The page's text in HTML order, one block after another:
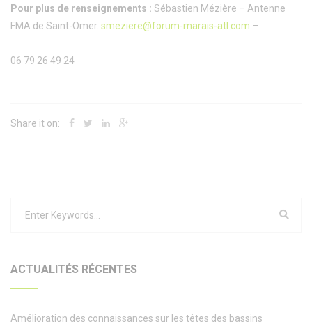
Pour plus de renseignements : Sébastien Mézière – Antenne
FMA de Saint-Omer. smeziere@forum-marais-atl.com –
06 79 26 49 24
Share it on:
ACTUALITÉS RÉCENTES
Amélioration des connaissances sur les têtes des bassins